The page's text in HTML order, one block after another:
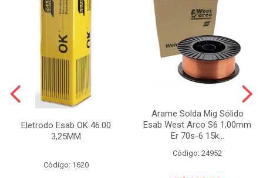
Eletrodo Esab OK 46.00
3,25MM
Código: 1620
Arame Solda Mig Sólido
Esab West Arco S6 1,00mm
Er 70s-6 15k...
Código: 24952